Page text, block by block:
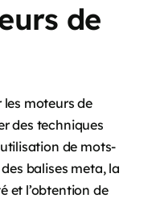
de
moteurs de
des techniques
de mots-
balises meta, la
et l’obtention de